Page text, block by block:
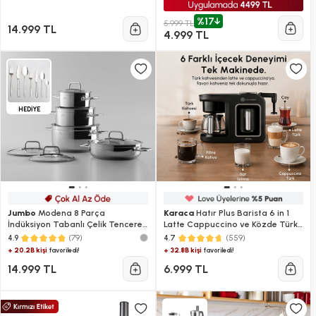
14.999 TL 5.999 TL %17
4.999 TL
HEDİYE
Jumbo Modena 8 Parça
İndüksiyon Tabanlı Çelik Tencere
Seti
4.9 (79)
+ 20.2B kişi favoriledi!
14.999 TL
KaracaHatır Plus Barista 6 in 1
Latte Cappuccino ve Közde Türk
Kahve Makinesi Black Silver
4.7 (559)
+ 32.8B kişifavoriledi!
6.999 TL